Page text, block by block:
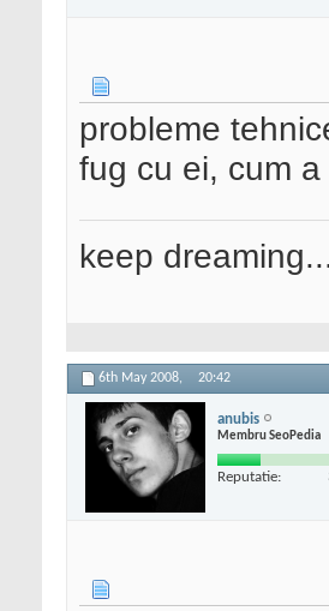
probleme
fug cu ei, cum
keep
6th May 2008, 20:42
anubis
Membru SeoPedia
Reputatie: